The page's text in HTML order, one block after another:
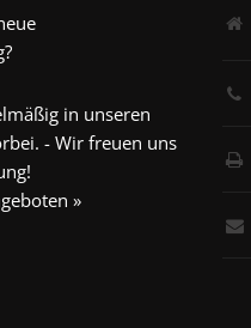
in unseren
- Wir freuen uns
»